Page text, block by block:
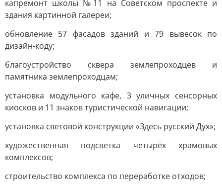
капремонт школы №11 на Советском проспекте и
здания картинной галереи;
обновление 57 фасадов зданий и 79 вывесок по
дизайн-коду;
благоустройство сквера землепроходцев и
памятника землепроходцам;
установка модульного кафе, 3 уличных сенсорных
киосков и 11 знаков туристической навигации;
установка световой конструкции «Здесь русский Дух»;
художественная подсветка четырёх храмовых
комплексов;
строительство комплекса по переработке отходов;